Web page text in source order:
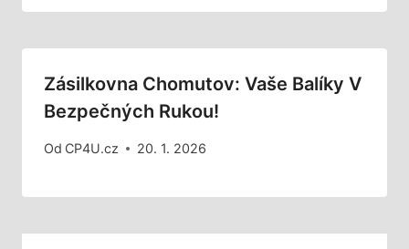
Zásilkovna Chomutov: Vaše Balíky V
Bezpečných Rukou!
Od CP4U.cz 20. 1. 2026